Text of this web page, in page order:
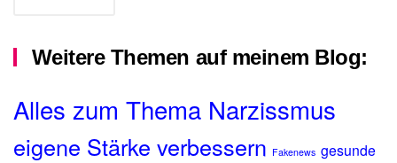
Weitere Themen auf meinem Blog:
Alles zum Thema Narzissmus
eigene Stärke verbessern Fakenews gesunde